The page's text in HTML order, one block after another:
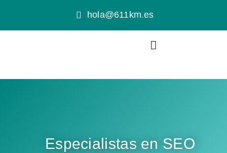
hola@611km.es
Especialistas en SEO